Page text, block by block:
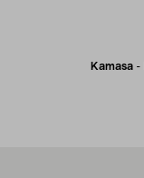
Kamasa -